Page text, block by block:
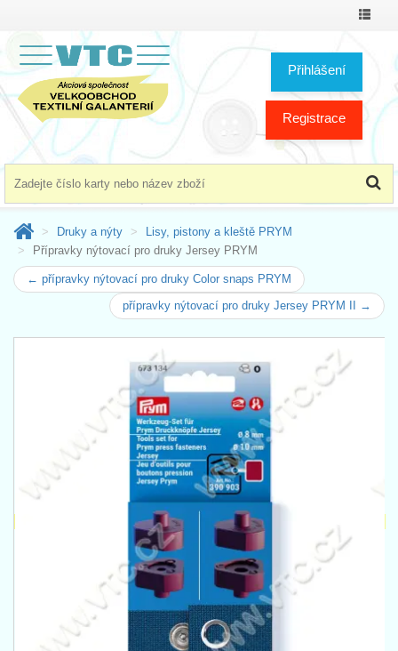
Přihlášení
Registrace
Druky a nýty
Lisy, pistony a kleště PRYM
Přípravky nýtovací pro druky Jersey PRYM
← přípravky nýtovací pro druky Color snaps PRYM
přípravky nýtovací pro druky Jersey PRYM II →